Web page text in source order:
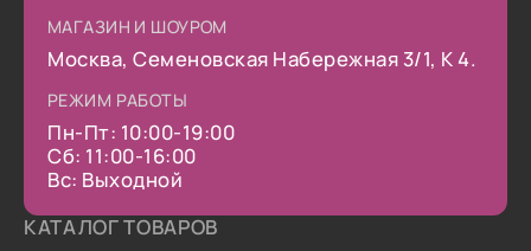
МАГАЗИН И ШОУРОМ
Москва, Семеновская Набережная 3/1, К 4.
РЕЖИМ РАБОТЫ
Пн-Пт: 10:00-19:00
Сб: 11:00-16:00
Вс: Выходной
КАТАЛОГ ТОВАРОВ